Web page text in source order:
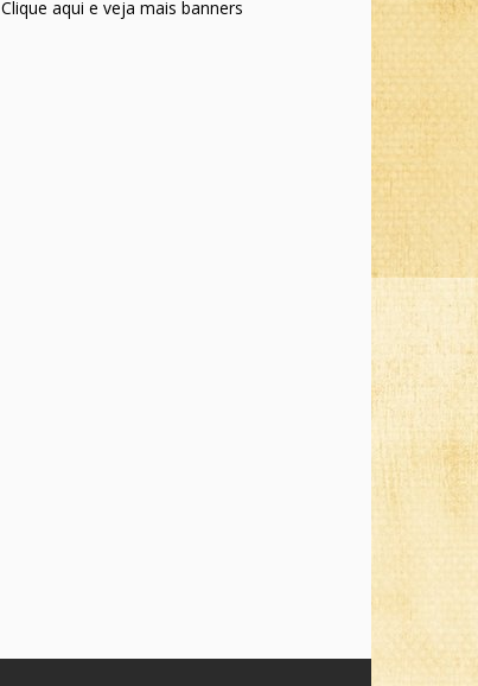
Clique aqui e veja mais banners